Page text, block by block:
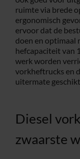
ruimte via brede
ergonomisch
ervoor dat de
doen en optimaal
hefcapaciteit van
werk worden
vorkheftrucks en
uitermate
Diesel
zwaarste